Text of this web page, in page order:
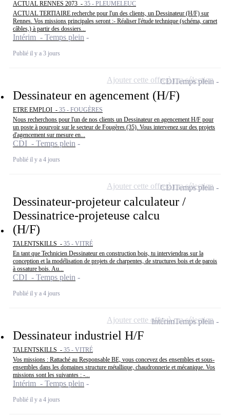
ACTUAL RENNES 2073 - 35 - PLEUMELEUC
ACTUAL TERTIAIRE recherche pour l'un des clients, un Dessinateur (H/F) sur
Rennes. Vos missions principales seront :- Réaliser l'étude technique (schéma, carnet
câbles,) à partir des dossiers...
Intérim - Temps plein
Publié il y a 3 jours
Dessinateur en agencement (H/F)
ETRE EMPLOI - 35 - FOUGÈRES
Nous recherchons pour l'un de nos clients un Dessinateur en agencement H/F pour
un poste à pourvoir sur le secteur de Fougères (35). Vous intervenez sur des projets
d'agencement sur mesure en...
CDI - Temps plein
Publié il y a 4 jours
CDITemps plein
Ajouter cette offre à ma sélection
Dessinateur-projeteur calculateur /
Dessinatrice-projeteuse calcu
(H/F)
TALENTSKILLS - 35 - VITRÉ
En tant que Technicien Dessinateur en construction bois, tu interviendras sur la
conception et la modélisation de projets de charpentes, de structures bois et de parois
à ossature bois. Au...
CDI - Temps plein
Publié il y a 4 jours
CDITemps plein
Ajouter cette offre à ma sélection
Dessinateur industriel H/F
TALENTSKILLS - 35 - VITRÉ
Vos missions : Rattaché au Responsable BE, vous concevez des ensembles et sous-
ensembles dans les domaines structure métallique, chaudronnerie et mécanique. Vos
missions sont les suivantes : -...
Intérim - Temps plein
Publié il y a 4 jours
IntérimTemps plein
Ajouter cette offre à ma sélection